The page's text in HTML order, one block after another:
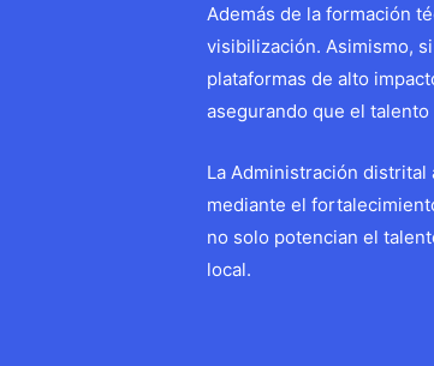
Además de la formación
visibilización. Asimismo,
plataformas de alto
asegurando que el
La Administración
mediante el
no solo potencian el
local.